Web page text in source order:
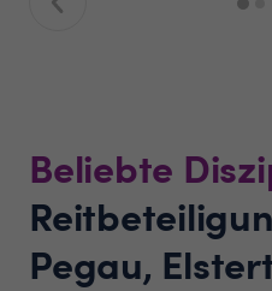
Beliebte
Pegau,